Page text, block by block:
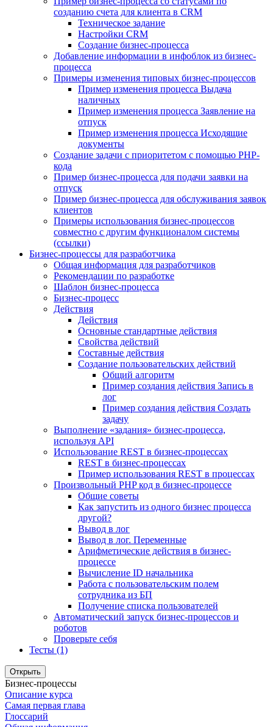
созданию счета для клиента в CRM
Техническое задание
Настройки CRM
Создание бизнес-процесса
Добавление информации в инфоблок из бизнес-
процесса
Примеры изменения типовых бизнес-процессов
Пример изменения процесса Выдача
наличных
Пример изменения процесса Заявление на
отпуск
Пример изменения процесса Исходящие
документы
Создание задачи с приоритетом с помощью PHP-
кода
Пример бизнес-процесса для подачи заявки на
отпуск
Пример бизнес-процесса для обслуживания заявок
клиентов
Примеры использования бизнес-процессов
совместно с другим функционалом системы
(ссылки)
Бизнес-процессы для разработчика
Общая информация для разработчиков
Рекомендации по разработке
Шаблон бизнес-процесса
Бизнес-процесс
Действия
Действия
Основные стандартные действия
Свойства действий
Составные действия
Создание пользовательских действий
Общий алгоритм
Пример создания действия Запись в
лог
Пример создания действия Создать
задачу
Выполнение «задания» бизнес-процесса,
используя API
Использование REST в бизнес-процессах
REST в бизнес-процессах
Пример использования REST в процессах
Произвольный PHP код в бизнес-процессе
Общие советы
Как запустить из одного бизнес процесса
другой?
Вывод в лог
Вывод в лог. Переменные
Арифметические действия в бизнес-
процессе
Вычисление ID начальника
Работа с пользовательским полем
сотрудника из БП
Получение списка пользователей
Автоматический запуск бизнес-процессов и
роботов
Проверьте себя
Тесты (1)
Открыть
Бизнес-процессы
Описание курса
Самая первая глава
Глоссарий